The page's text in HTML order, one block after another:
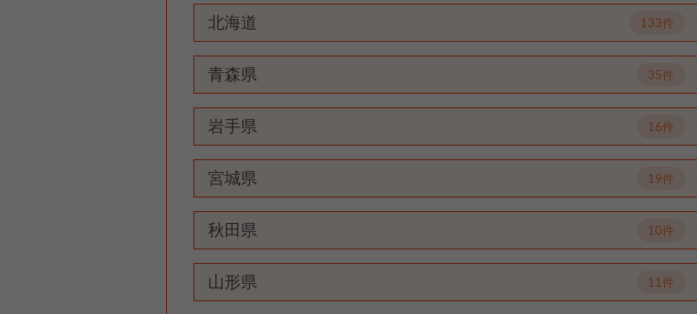
北海道 133件
青森県 35件
岩手県 16件
宮城県 19件
秋田県 10件
山形県 11件